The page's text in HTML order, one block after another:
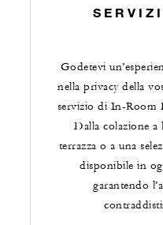
Godetevi
nella privacy della
servizio di In-Room
Dalla colazione
terrazza o a una
disponibile in
garantendo